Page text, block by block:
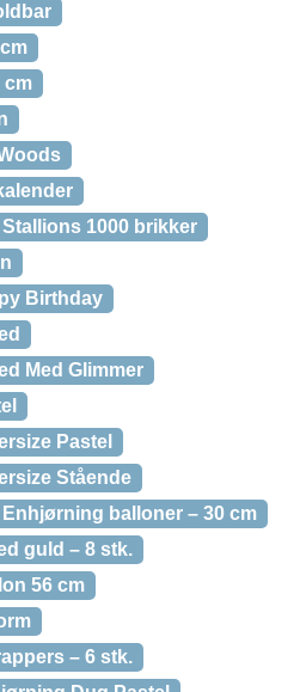
cm
1000 brikker
Birthday
Med Glimmer
Pastel
Stående
Enhjørning balloner – 30 cm
guld – 8 stk.
56 cm
– 6 stk.